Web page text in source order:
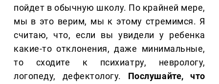
пойдет в обычную школу. По крайней мере,
мы в это верим, мы к этому стремимся. Я
считаю, что, если вы увидели у ребенка
какие-то отклонения, даже минимальные,
то сходите к психиатру, неврологу,
логопеду, дефектологу. Послушайте, что